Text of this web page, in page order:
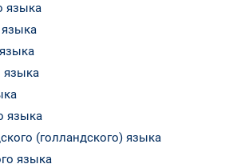
языка
языка
языка
(голландского) языка
языка